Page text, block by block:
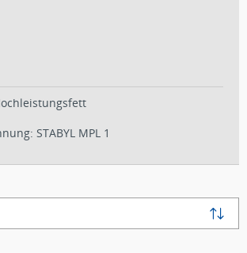
STABYL MPL 1